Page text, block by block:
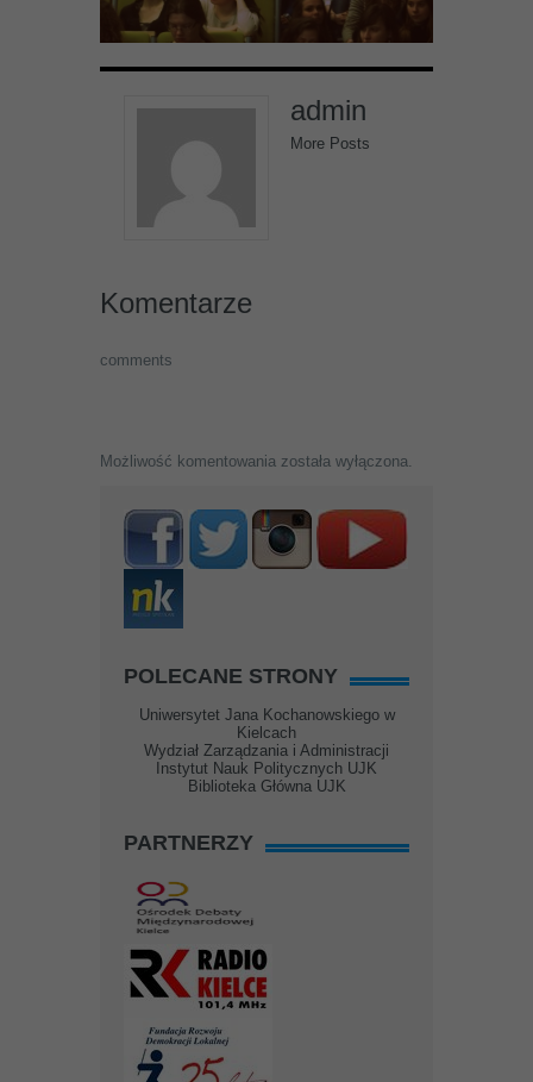
admin
More Posts
Komentarze
comments
Możliwość komentowania została wyłączona.
POLECANE STRONY
Uniwersytet Jana Kochanowskiego w
Kielcach
Wydział Zarządzania i Administracji
Instytut Nauk Politycznych UJK
Biblioteka Główna UJK
PARTNERZY